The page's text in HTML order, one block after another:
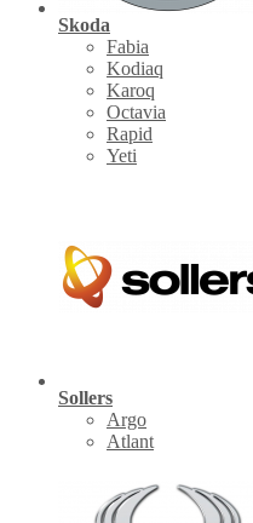
Skoda
Fabia
Kodiaq
Karoq
Octavia
Rapid
Yeti
Sollers
Argo
Atlant